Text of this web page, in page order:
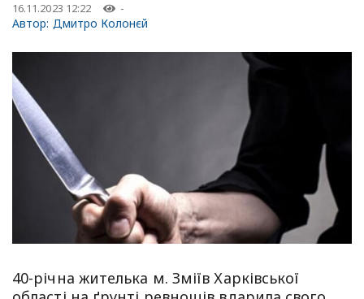
16.11.2023 12:22 -
Автор: Дмитро Колонєй
40-річна жителька м. Зміїв Харківської